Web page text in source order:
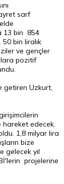
sarf
13 bin 854
bin liralık
ve gençler
pozitif
getiren Uzkurt,
hareket edecek.
1,8 milyar lira
bize
gelecek yıl
projelerine